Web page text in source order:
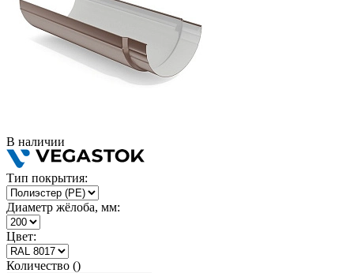
В наличии
Тип покрытия:
Диаметр жёлоба, мм:
Цвет:
Количество ()